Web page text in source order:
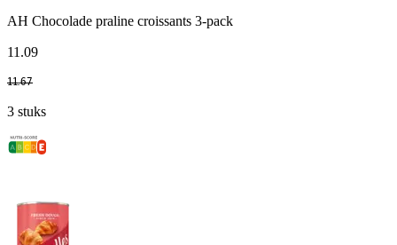
AH Chocolade praline croissants 3-pack
11.09
11.67
3 stuks